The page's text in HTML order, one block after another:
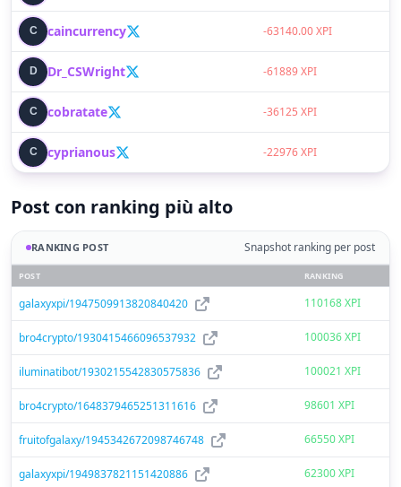
C caincurrency -63140.00 XPI
D Dr_CSWright -61889 XPI
C cobratate -36125 XPI
C cyprianous -22976 XPI
Post con ranking più alto
RANKING POST Snapshot ranking per post
POST RANKING
galaxyxpi/1947509913820840420 110168 XPI
bro4crypto/1930415466096537932 100036 XPI
iluminatibot/1930215542830575836 100021 XPI
bro4crypto/1648379465251311616 98601 XPI
fruitofgalaxy/1945342672098746748 66550 XPI
galaxyxpi/1949837821151420886 62300 XPI